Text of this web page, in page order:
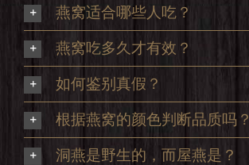
燕窝适合哪些人吃？
燕窝吃多久才有效？
如何鉴别真假？
根据燕窝的颜色判断品质吗？
洞燕是野生的，而屋燕是？